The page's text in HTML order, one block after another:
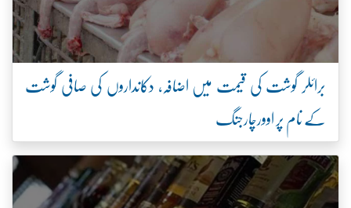
برائلر گوشت کی قیمت میں اضافہ، دکانداروں کی صافی گوشت
کے نام پر اوورچارجنگ